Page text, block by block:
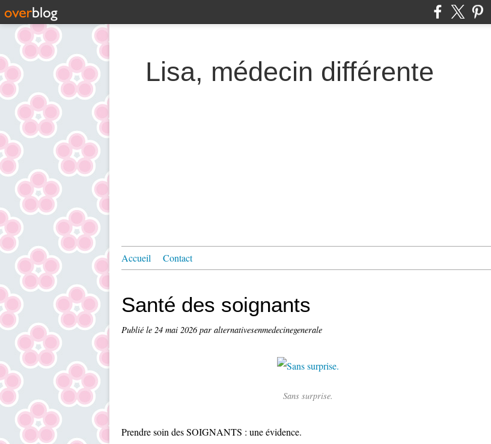
Lisa, médecin différente
Accueil Contact
Santé des soignants
Publié le 24 mai 2026par alternativesenmedecinegenerale
Sans surprise.
Prendre soin des SOIGNANTS : une évidence.